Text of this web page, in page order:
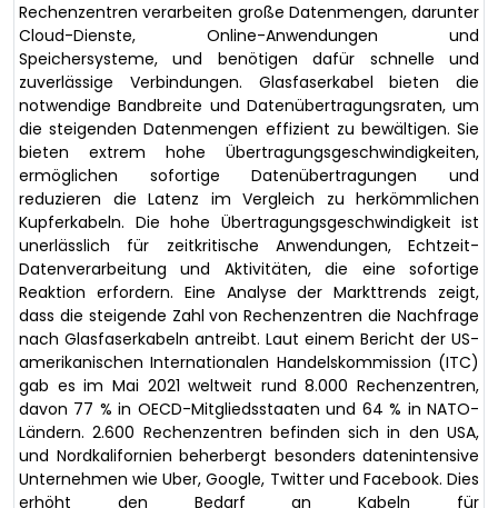
Rechenzentren verarbeiten große Datenmengen, darunter
Cloud-Dienste, Online-Anwendungen und
Speichersysteme, und benötigen dafür schnelle und
zuverlässige Verbindungen. Glasfaserkabel bieten die
notwendige Bandbreite und Datenübertragungsraten, um
die steigenden Datenmengen effizient zu bewältigen. Sie
bieten extrem hohe Übertragungsgeschwindigkeiten,
ermöglichen sofortige Datenübertragungen und
reduzieren die Latenz im Vergleich zu herkömmlichen
Kupferkabeln. Die hohe Übertragungsgeschwindigkeit ist
unerlässlich für zeitkritische Anwendungen, Echtzeit-
Datenverarbeitung und Aktivitäten, die eine sofortige
Reaktion erfordern. Eine Analyse der Markttrends zeigt,
dass die steigende Zahl von Rechenzentren die Nachfrage
nach Glasfaserkabeln antreibt. Laut einem Bericht der US-
amerikanischen Internationalen Handelskommission (ITC)
gab es im Mai 2021 weltweit rund 8.000 Rechenzentren,
davon 77 % in OECD-Mitgliedsstaaten und 64 % in NATO-
Ländern. 2.600 Rechenzentren befinden sich in den USA,
und Nordkalifornien beherbergt besonders datenintensive
Unternehmen wie Uber, Google, Twitter und Facebook. Dies
erhöht den Bedarf an Kabeln für